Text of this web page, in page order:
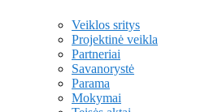
Veiklos sritys
Projektinė veikla
Partneriai
Savanorystė
Parama
Mokymai